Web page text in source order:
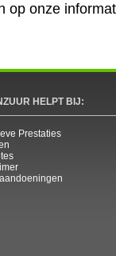
op onze
HELPT BIJ:
Prestaties